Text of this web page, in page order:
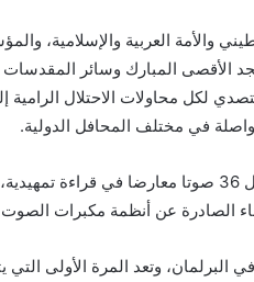
والأمة العربية والإسلامية،
الأقصى المبارك وسائر
لكل محاولات الاحتلال
في مختلف المحافل الدولية.
وصادق الكنيست بأغلبية 50 صوتا مقابل 36 صوتا
الصادرة عن أنظمة مكبرات
البرلمان، وتعد المرة الأولى التي